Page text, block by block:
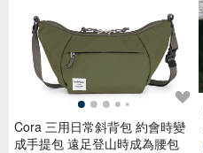
Cora 三用日常斜背包 約會時變
成手提包 遠足登山時成為腰包